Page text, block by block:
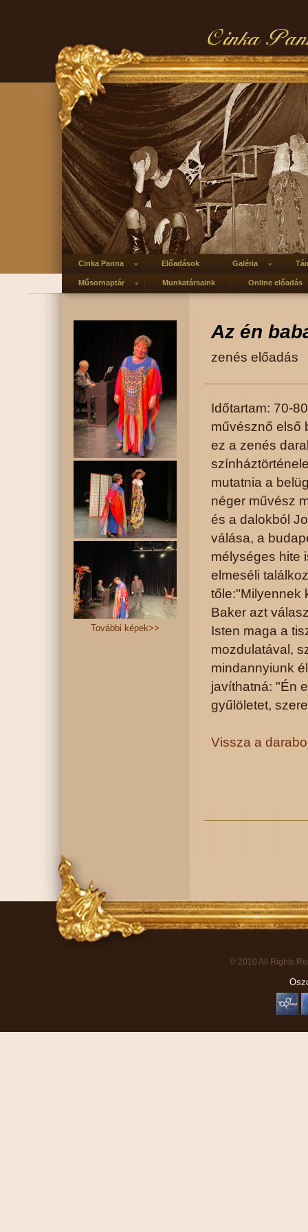
Cinka Panna Előadások Galéria
Műsornaptár Munkatársaink Online előadás
További képek>>
Az én
zenés előadás
Időtartam: 70-
művésznő első
ez a zenés
mutatnia a
néger művész
és a dalokból
válása, a
mélységes hite
elmeséli
tőle:"Milyennek
Baker azt
Isten maga a
mozdulatával,
mindannyiunk
javíthatná: "Én
gyűlöletet,
Vissza a
© 2010 All Rights